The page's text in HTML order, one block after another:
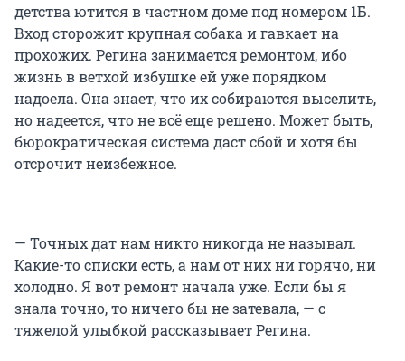
детства ютится в частном доме под номером 1Б.
Вход сторожит крупная собака и гавкает на
прохожих. Регина занимается ремонтом, ибо
жизнь в ветхой избушке ей уже порядком
надоела. Она знает, что их собираются выселить,
но надеется, что не всё еще решено. Может быть,
бюрократическая система даст сбой и хотя бы
отсрочит неизбежное.
— Точных дат нам никто никогда не называл.
Какие-то списки есть, а нам от них ни горячо, ни
холодно. Я вот ремонт начала уже. Если бы я
знала точно, то ничего бы не затевала, — с
тяжелой улыбкой рассказывает Регина.